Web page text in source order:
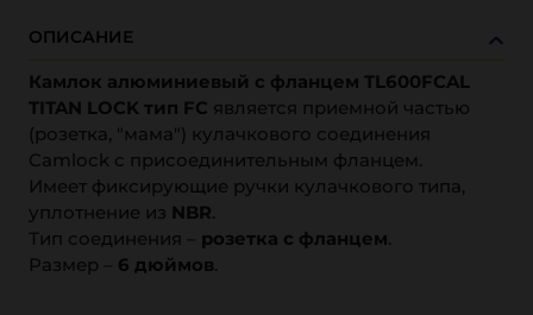
ОПИСАНИЕ
Камлок алюминиевый с фланцем TL600FCAL
TITAN LOCK тип FС является приемной частью
(розетка, "мама") кулачкового соединения
Camlock с присоединительным фланцем.
Имеет фиксирующие ручки кулачкового типа,
уплотнение из NBR.
Тип соединения – розетка с фланцем.
Размер – 6 дюймов.